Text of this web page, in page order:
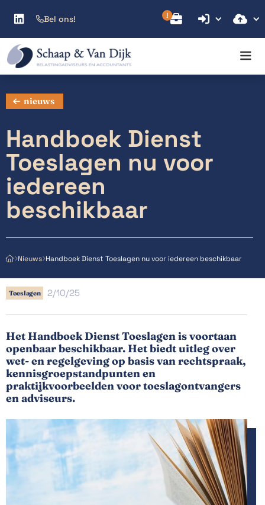
Bel ons!
  
nieuws
Handboek Dienst
Toeslagen nu voor
iedereen
beschikbaar
NieuwsHandboek Dienst Toeslagen nu voor iedereen beschikbaar
Toeslagen 2/10/25
Het Handboek Dienst Toeslagen is voortaan
openbaar beschikbaar. Het biedt uitleg over
wet- en regelgeving op basis van rechtspraak,
kennisgroepstandpunten en
praktijkvoorbeelden voor toeslagontvangers
en adviseurs.